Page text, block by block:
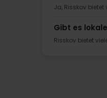
Ja, Risskov bietet
Gibt es
Risskov bietet